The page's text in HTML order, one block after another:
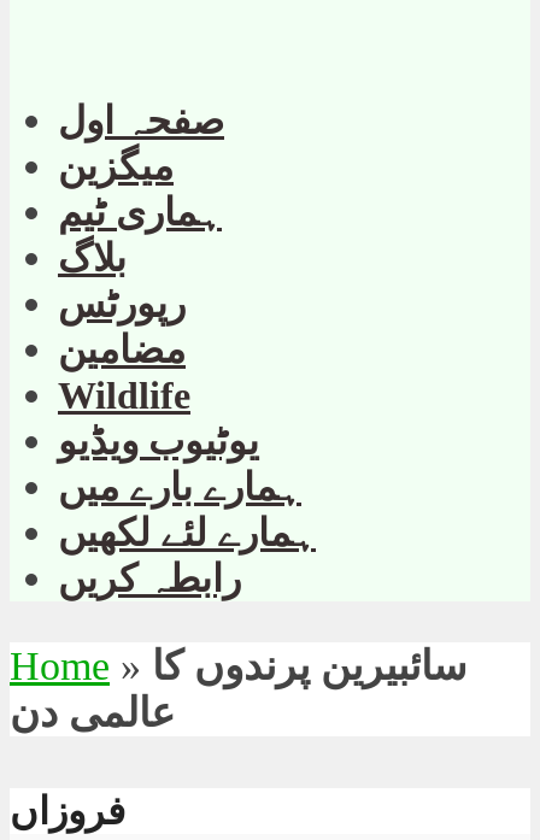
صفحہ اول
میگزین
ہماری ٹیم
بلاگ
رپورٹس
مضامین
Wildlife
یوٹیوب ویڈیو
ہمارے بارے میں
ہمارے لئے لکھیں
رابطہ کریں
Home » سائبیرین پرندوں کا
عالمی دن
فروزاں